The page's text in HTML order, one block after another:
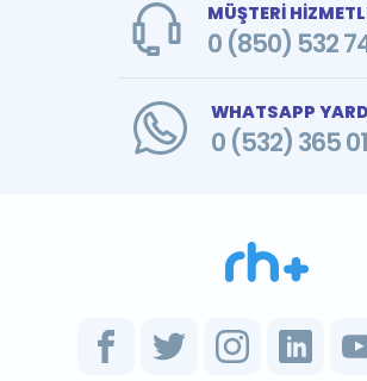
MÜŞTERİ
0 (850) 532
WHATSAPP
0 (532) 365